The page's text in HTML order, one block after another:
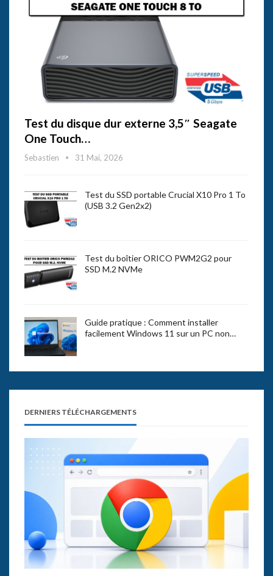
Test du disque dur externe 3,5″ Seagate
One Touch…
Sebastien 31 Mai, 2026
Test du SSD portable Crucial X10 Pro 1 To
(USB 3.2 Gen2x2)
Test du boîtier ORICO PWM2G2 pour
SSD M.2 NVMe
Guide pratique : Comment installer
facilement Windows 11 sur un PC non…
DERNIERS TÉLÉCHARGEMENTS